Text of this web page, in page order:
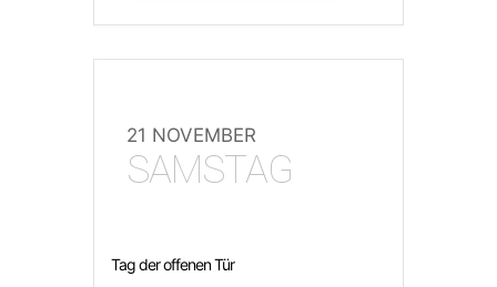
21 NOVEMBER
SAMSTAG
Tag der offenen Tür